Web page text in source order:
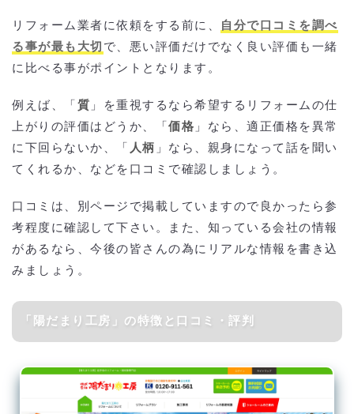
リフォーム業者に依頼をする前に、
自分で口コミを調べ
る事が最も大切 で、悪い評価だけでなく良い評価も一緒
に比べる事がポイントとなります。
例えば、「 質 」を重視するなら希望するリフォームの仕
上がりの評価はどうか、「 価格 」なら、適正価格を異常
に下回らないか、「 人柄 」なら、親身になって話を聞い
てくれるか、などを口コミで確認しましょう。
口コミは、別ページで掲載していますので良かったら参
考程度に確認して下さい。また、知っている会社の情報
があるなら、今後の皆さんの為にリアルな情報を書き込
みましょう。
「陽だまり工房」の特徴と口コミ・評判